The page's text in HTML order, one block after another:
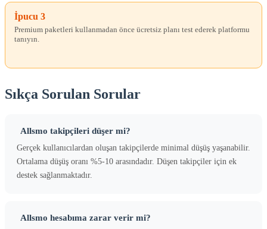
İpucu 3
Premium paketleri kullanmadan önce ücretsiz planı test ederek platformu
tanıyın.
Sıkça Sorulan Sorular
Allsmo takipçileri düşer mi?
Gerçek kullanıcılardan oluşan takipçilerde minimal düşüş yaşanabilir.
Ortalama düşüş oranı %5-10 arasındadır. Düşen takipçiler için ek
destek sağlanmaktadır.
Allsmo hesabıma zarar verir mi?